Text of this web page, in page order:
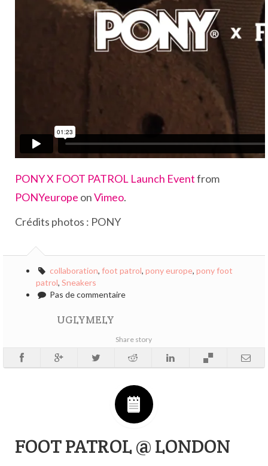
PONY X FOOT PATROL Launch Eventfrom
PONYeurope onVimeo.
Crédits photos : PONY
collaboration, foot patrol, pony europe, pony foot
patrol, Sneakers
Pas de commentaire
UGLYMELY
Share story
FOOT PATROL @ LONDON